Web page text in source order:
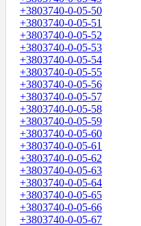
+3803740-0-05-50
+3803740-0-05-51
+3803740-0-05-52
+3803740-0-05-53
+3803740-0-05-54
+3803740-0-05-55
+3803740-0-05-56
+3803740-0-05-57
+3803740-0-05-58
+3803740-0-05-59
+3803740-0-05-60
+3803740-0-05-61
+3803740-0-05-62
+3803740-0-05-63
+3803740-0-05-64
+3803740-0-05-65
+3803740-0-05-66
+3803740-0-05-67